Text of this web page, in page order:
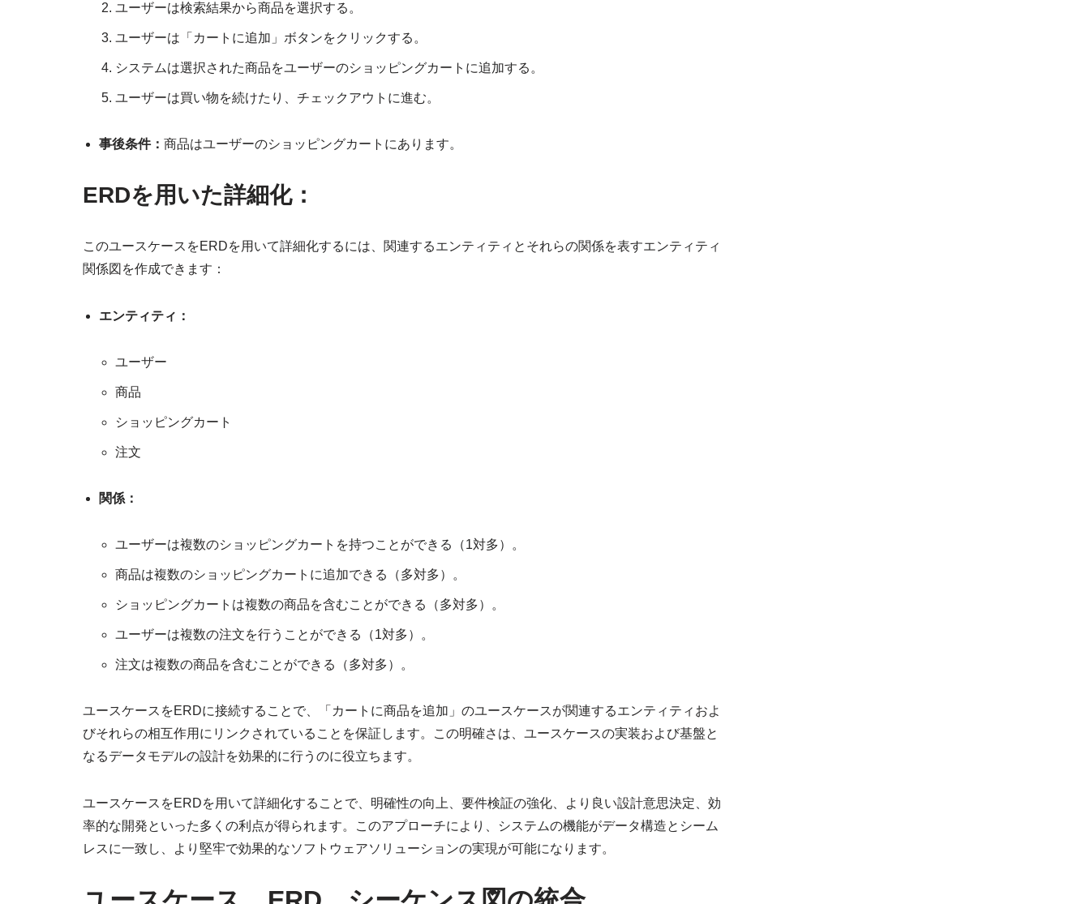
ユーザーは検索結果から商品を選択する。
ユーザーは「カートに追加」ボタンをクリックする。
システムは選択された商品をユーザーのショッピングカートに追加する。
ユーザーは買い物を続けたり、チェックアウトに進む。
事後条件： 商品はユーザーのショッピングカートにあります。
ERDを用いた詳細化：
このユースケースをERDを用いて詳細化するには、関連するエンティティとそれらの関係を表すエンティティ
関係図を作成できます：
エンティティ：
ユーザー
商品
ショッピングカート
注文
関係：
ユーザーは複数のショッピングカートを持つことができる（1対多）。
商品は複数のショッピングカートに追加できる（多対多）。
ショッピングカートは複数の商品を含むことができる（多対多）。
ユーザーは複数の注文を行うことができる（1対多）。
注文は複数の商品を含むことができる（多対多）。
ユースケースをERDに接続することで、「カートに商品を追加」のユースケースが関連するエンティティおよ
びそれらの相互作用にリンクされていることを保証します。この明確さは、ユースケースの実装および基盤と
なるデータモデルの設計を効果的に行うのに役立ちます。
ユースケースをERDを用いて詳細化することで、明確性の向上、要件検証の強化、より良い設計意思決定、効
率的な開発といった多くの利点が得られます。このアプローチにより、システムの機能がデータ構造とシーム
レスに一致し、より堅牢で効果的なソフトウェアソリューションの実現が可能になります。